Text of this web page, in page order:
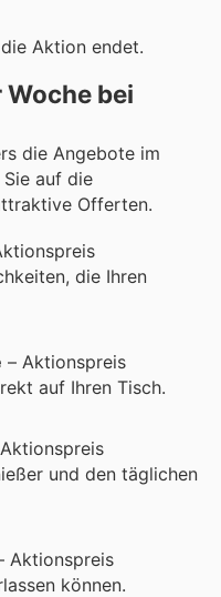
Aktion endet.
bei
die Angebote im
auf die
Offerten.
die Ihren
– Aktionspreis
auf Ihren Tisch.
und den täglichen
Aktionspreis
können.